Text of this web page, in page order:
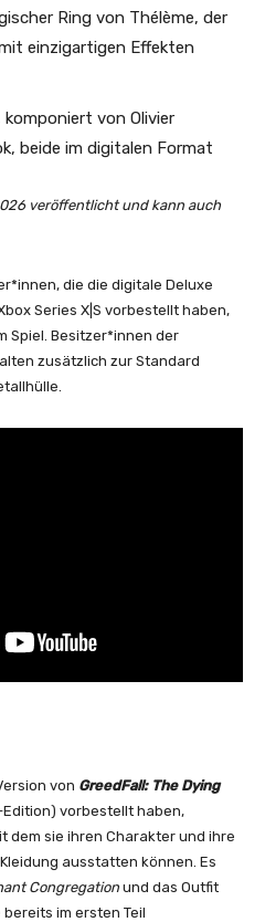
Ring von Thélème, der
einzigartigen Effekten
komponiert von Olivier
beide im digitalen Format
veröffentlicht und kann auch
die die digitale Deluxe
Series X|S vorbestellt haben,
Spiel. Besitzer*innen der
zusätzlich zur Standard
von GreedFall: The Dying
vorbestellt haben,
dem sie ihren Charakter und ihre
ausstatten können. Es
Congregation und das Outfit
im ersten Teil